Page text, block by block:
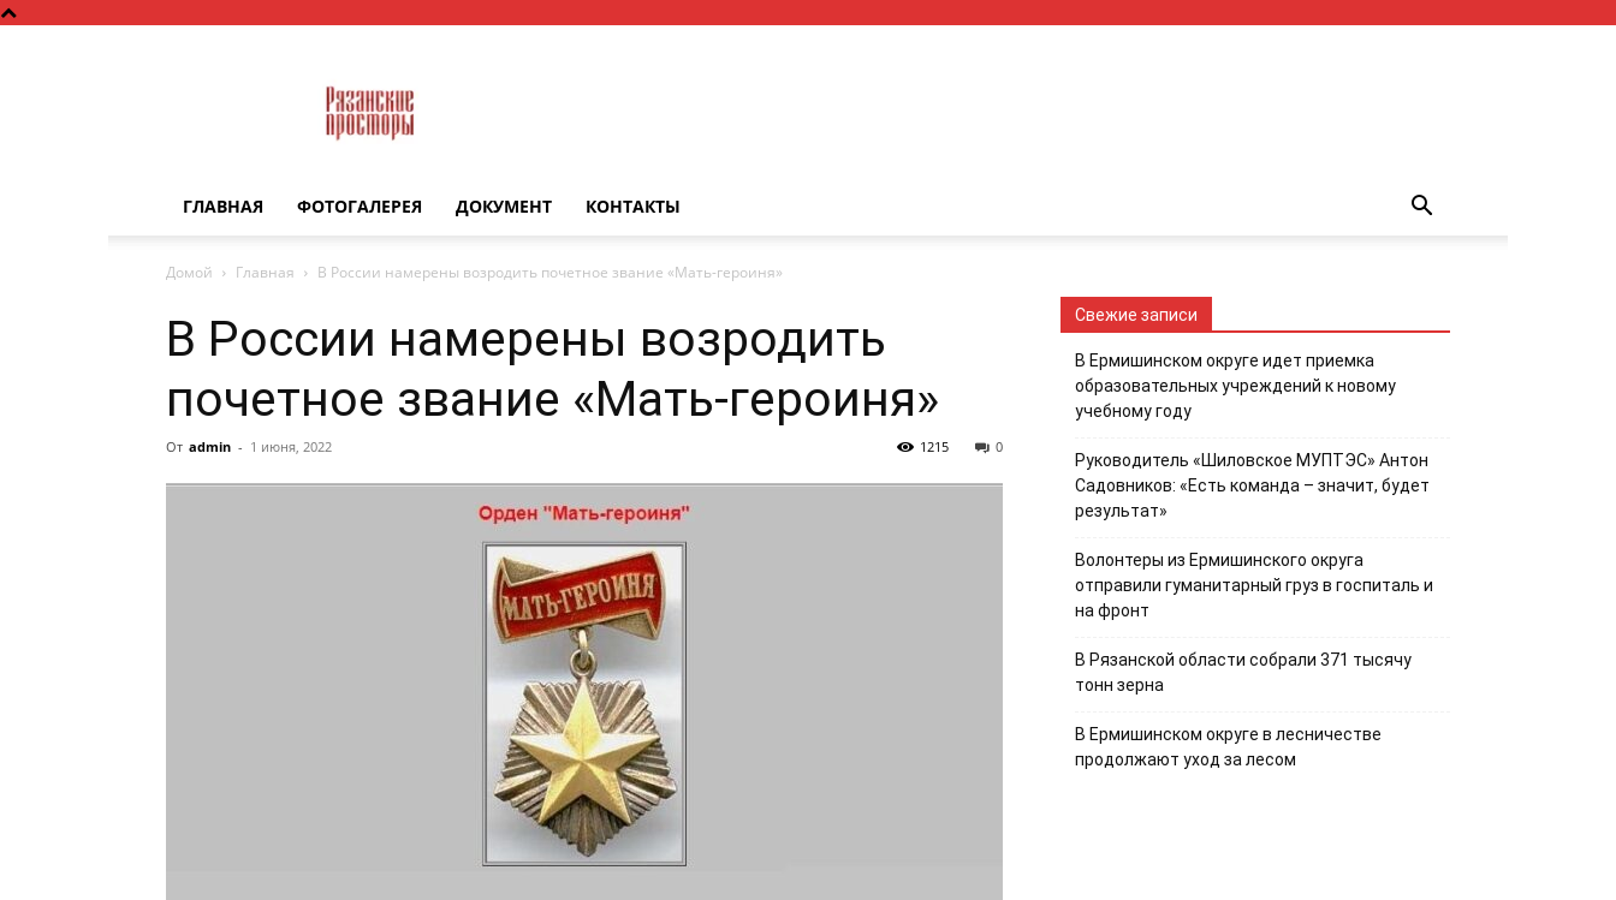
просторы
ГЛАВНАЯ ФОТОГАЛЕРЕЯ ДОКУМЕНТ КОНТАКТЫ
Домой Главная В России намерены возродить почетное звание «Мать-героиня»
В России намерены возродить
почетное звание «Мать-героиня»
От admin - 1 июня, 2022 0
1215
Свежие записи
В Ермишинском округе идет приемка
образовательных учреждений к новому
учебному году
Руководитель «Шиловское МУПТЭС» Антон
Садовников: «Есть команда – значит, будет
результат»
Волонтеры из Ермишинского округа
отправили гуманитарный груз в госпиталь и
на фронт
В Рязанской области собрали 371 тысячу
тонн зерна
В Ермишинском округе в лесничестве
продолжают уход за лесом